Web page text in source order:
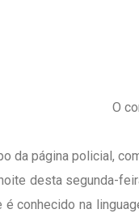
O
da página policial,
desta segunda-
conhecido na